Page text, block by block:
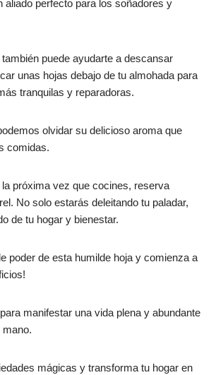
aliado perfecto para los soñadores y
puede ayudarte a descansar
unas hojas debajo de tu almohada para
tranquilas y reparadoras.
olvidar su delicioso aroma que
comidas.
próxima vez que cocines, reserva
No solo estarás deleitando tu paladar,
de tu hogar y bienestar.
poder de esta humilde hoja y comienza a
manifestar una vida plena y abundante
mano.
mágicas y transforma tu hogar en